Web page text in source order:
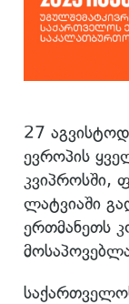
27
ევროპის
კვიპროსში,
ლატვიაში
ერთმანეთს